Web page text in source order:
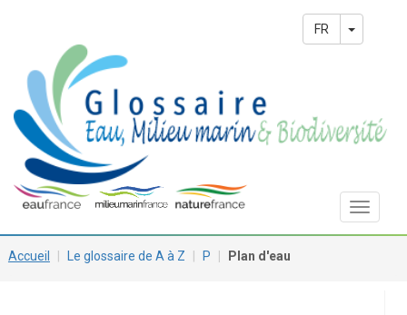
FR Toggle
navigation
Toggle
Accueil Le glossaire de A à Z P Plan d'eau